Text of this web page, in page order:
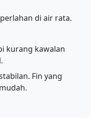
di air rata.
kurang kawalan
Fin yang